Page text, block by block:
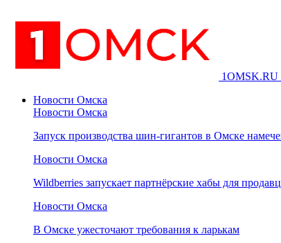
1OMSK.RU
Новости Омска
Новости Омска
Запуск производства шин-гигантов в Омске
Новости Омска
Wildberries запускает партнёрские хабы для
Новости Омска
В Омске ужесточают требования к ларькам